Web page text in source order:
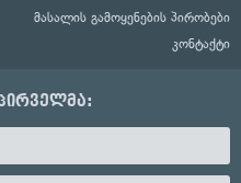
მასალის გამოყენების პირობები
კონტაქტი